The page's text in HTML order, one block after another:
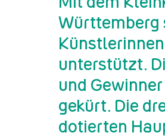
Württemberg
unterstützt.
und
gekürt. Die
dotierten